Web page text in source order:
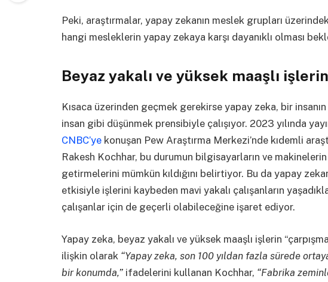
Peki, araştırmalar, yapay zekanın meslek grupları
hangi mesleklerin yapay zekaya karşı dayanıklı olması
Beyaz yakalı ve yüksek maaşlı
Kısaca üzerinden geçmek gerekirse yapay zeka, bir
insan gibi düşünmek prensibiyle çalışıyor. 2023 yılında
CNBC’ye konuşan Pew Araştırma Merkezi’nde kıdemli
Rakesh Kochhar, bu durumun bilgisayarların ve
getirmelerini mümkün kıldığını belirtiyor. Bu da yapay
etkisiyle işlerini kaybeden mavi yakalı çalışanların
çalışanlar için de geçerli olabileceğine işaret ediyor.
Yapay zeka, beyaz yakalı ve yüksek maaşlı işlerin
ilişkin olarak “Yapay zeka, son 100 yıldan fazla sürede
bir konumda,” ifadelerini kullanan Kochhar, “Fabrika